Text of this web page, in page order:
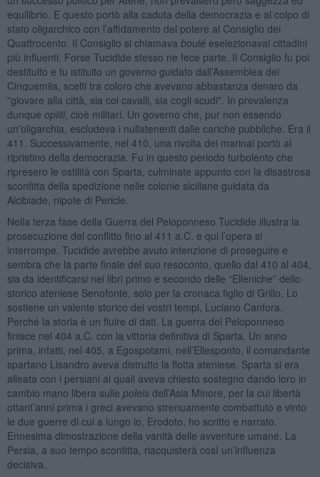
equilibrio. E questo portò alla caduta della democrazia e al colpo di
stato oligarchico con l’affidamento del potere al Consiglio dei
Quattrocento. Il Consiglio si chiamava boulé eselezionavai cittadini
più influenti. Forse Tucidide stesso ne fece parte. Il Consiglio fu poi
destituito e fu istituito un governo guidato dall’Assemblea dei
Cinquemila, scelti tra coloro che avevano abbastanza denaro da
"giovare alla città, sia coi cavalli, sia cogli scudi". In prevalenza
dunque opliti, cioè militari. Un governo che, pur non essendo
un'oligarchia, escludeva i nullatenenti dalle cariche pubbliche. Era il
411. Successivamente, nel 410, una rivolta dei marinai portò al
ripristino della democrazia. Fu in questo periodo turbolento che
ripresero le ostilità con Sparta, culminate appunto con la disastrosa
sconfitta della spedizione nelle colonie siciliane guidata da
Alcibiade, nipote di Pericle.
Nella terza fase della Guerra del Peloponneso Tucidide illustra la
prosecuzione del conflitto fino al 411 a.C. e qui l’opera si
interrompe. Tucidide avrebbe avuto intenzione di proseguire e
sembra che la parte finale del suo resoconto, quello dal 410 al 404,
sia da identificarsi nei libri primo e secondo delle “Elleniche” dello
storico ateniese Senofonte, solo per la cronaca figlio di Grillo. Lo
sostiene un valente storico dei vostri tempi, Luciano Canfora.
Perché la storia è un fluire di dati. La guerra del Peloponneso
finisce nel 404 a.C. con la vittoria definitiva di Sparta. Un anno
prima, infatti, nel 405, a Egospotami, nell’Ellesponto, il comandante
spartano Lisandro aveva distrutto la flotta ateniese. Sparta si era
alleata con i persiani ai quali aveva chiesto sostegno dando loro in
cambio mano libera sulle poleisdell’Asia Minore, per la cui libertà
ottant’anni prima i greci avevano strenuamente combattuto e vinto
le due guerre di cui a lungo io, Erodoto, ho scritto e narrato.
Ennesima dimostrazione della vanità delle avventure umane. La
Persia, a suo tempo sconfitta, riacquisterà così un’influenza
decisiva.